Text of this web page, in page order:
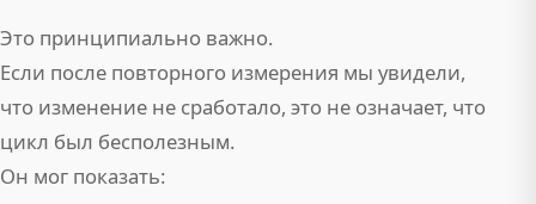
Это принципиально важно.
Если после повторного измерения мы увидели,
что изменение не сработало, это не означает, что
цикл был бесполезным.
Он мог показать: